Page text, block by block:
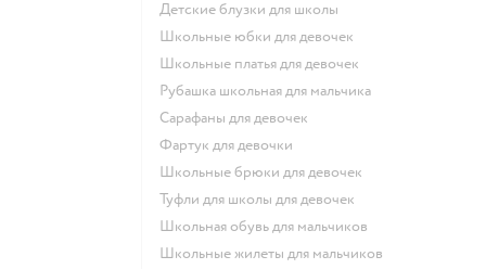
Детские блузки для школы
Школьные юбки для девочек
Школьные платья для девочек
Рубашка школьная для мальчика
Сарафаны для девочек
Фартук для девочки
Школьные брюки для девочек
Туфли для школы для девочек
Школьная обувь для мальчиков
Школьные жилеты для мальчиков